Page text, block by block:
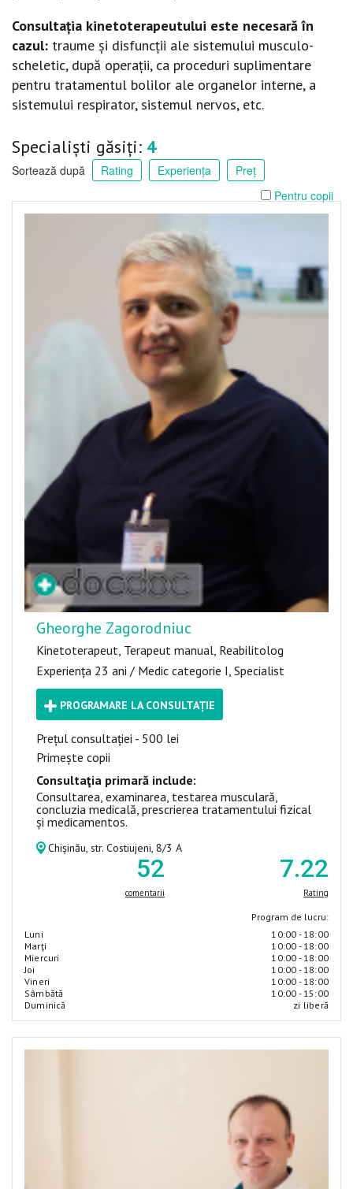
Consultația kinetoterapeutului este necesară în
cazul: traume și disfuncții ale sistemului musculo-
scheletic, după operații, ca proceduri suplimentare
pentru tratamentul bolilor ale organelor interne, a
sistemului respirator, sistemul nervos, etc.
Specialiști găsiți: 4
Sortează după Rating Experiența
Preț
Pentru copii
Gheorghe Zagorodniuc
Kinetoterapeut, Terapeut manual, Reabilitolog
Experiența 23 ani / Medic categorie I, Specialist
PROGRAMARE LA CONSULTAȚIE
Prețul consultației - 500 lei
Primește copii
Consultaţia primară include:
Consultarea, examinarea, testarea musculară,
concluzia medicală, prescrierea tratamentului fizical
și medicamentos.
Chișinău, str. Costiujeni, 8/3 A
52
comentarii
7.22
Rating
Program de lucru:
Luni
Marţi
Miercuri
Joi
Vineri
Sâmbătă
Duminică
10:00 - 18:00
10:00 - 18:00
10:00 - 18:00
10:00 - 18:00
10:00 - 18:00
10:00 - 15:00
zi liberă